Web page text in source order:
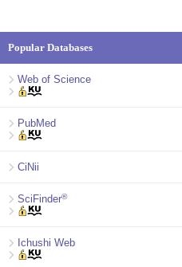
Popular Databases
Web of Science
PubMed
CiNii
SciFinder®
Ichushi Web